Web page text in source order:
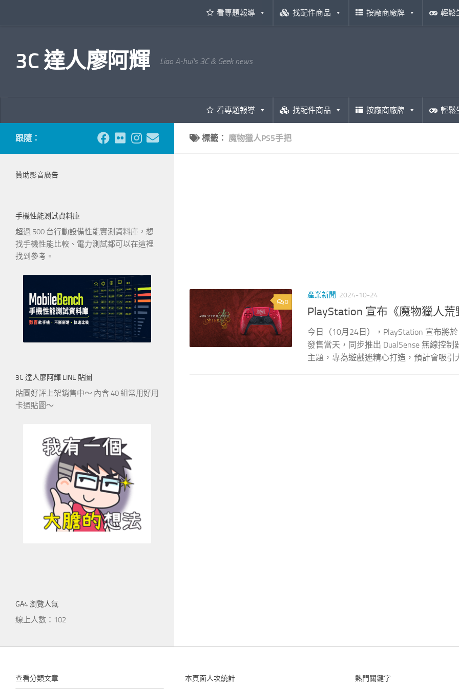
看專題報導 找配件商品 按廠商廠牌 輕鬆
3C 達人廖阿輝 Liao A-hui's 3C & Geek news
看專題報導 找配件商品 按廠商廠牌 輕鬆
標籤： 魔物獵人PS5手把
0
產業新聞 2024-10-24
PlayStation 宣布《魔物獵人
今日（10月24日），PlayStation 宣布將
發售當天，同步推出 DualSense 無線控
主題，專為遊戲迷精心打造，預計會吸引
跟隨：
贊助影音廣告
手機性能測試資料庫
超過 500 台行動設備性能實測資料庫，想
找手機性能比較、電力測試都可以在這裡
找到參考。
3C 達人廖阿輝 LINE 貼圖
貼圖好評上架銷售中～ 內含 40 組常用好用
卡通貼圖～
GA4 瀏覽人氣
線上人數：102
查看分類文章 本頁面人次統計 熱門關鍵字